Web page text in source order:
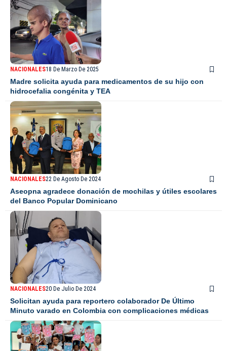
NACIONALES18 De Marzo De 2025
Madre solicita ayuda para medicamentos de su hijo con
hidrocefalia congénita y TEA
NACIONALES22 De Agosto De 2024
Aseopna agradece donación de mochilas y útiles escolares
del Banco Popular Dominicano
NACIONALES20 De Julio De 2024
Solicitan ayuda para reportero colaborador De Último
Minuto varado en Colombia con complicaciones médicas